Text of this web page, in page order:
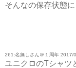
そんなの保存状態
261:名無しさん＠１周年
ユニクロのTシャツ